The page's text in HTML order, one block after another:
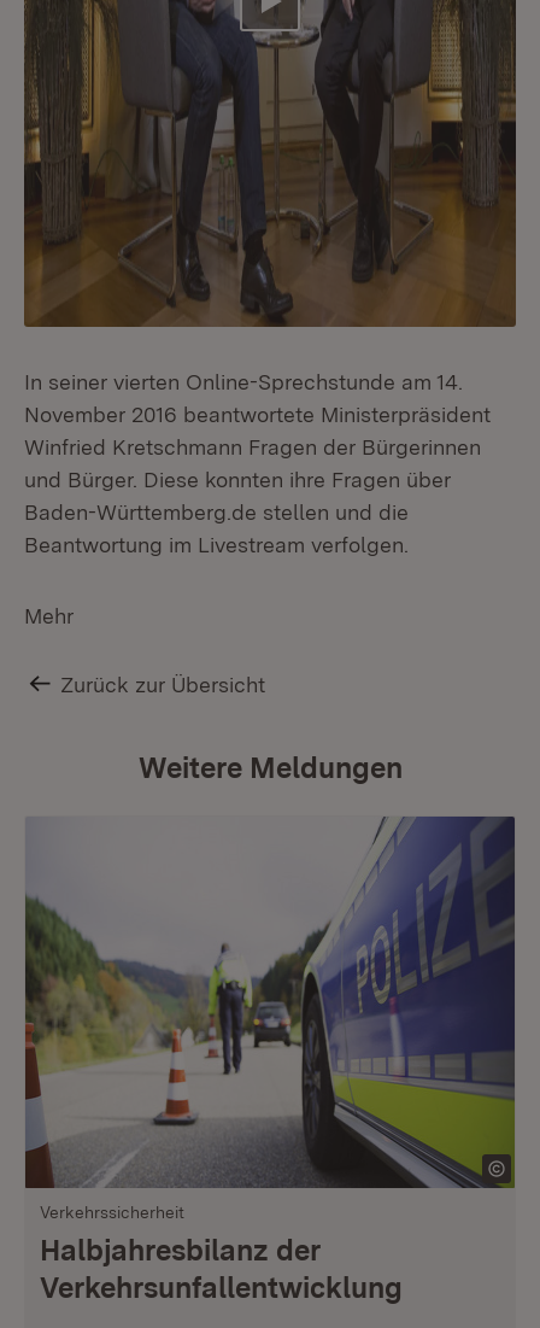
Video abspielen
In seiner vierten Online-Sprechstunde am 14.
November 2016 beantwortete Ministerpräsident
Winfried Kretschmann Fragen der Bürgerinnen
und Bürger. Diese konnten ihre Fragen über
Baden-Württemberg.de stellen und die
Beantwortung im Livestream verfolgen.
Mehr
Zurück zur Übersicht
Weitere Meldungen
Verkehrssicherheit
Halbjahresbilanz der
Verkehrsunfallentwicklung